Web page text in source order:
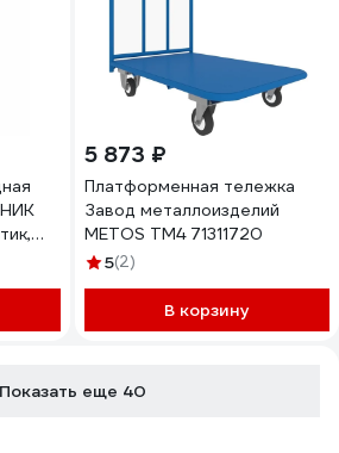
5 873 ₽
Платформенная тележка
Завод металлоизделий
METOS ТМ4 71311720
5(2)
В корзину
Показать еще 40